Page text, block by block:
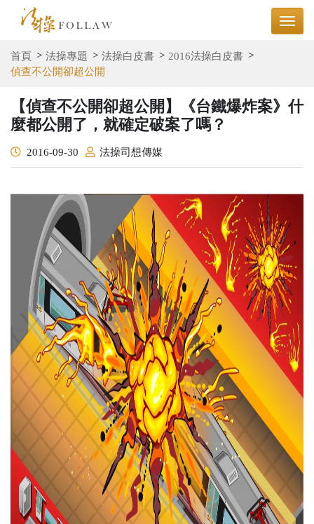
首頁 法操專題 法操白皮書
2016法操白皮書
偵查不公開卻超公開
【偵查不公開卻超公開】《台鐵爆炸案》什
麼都公開了，就確定破案了嗎？
2016-09-30 法操司想傳媒